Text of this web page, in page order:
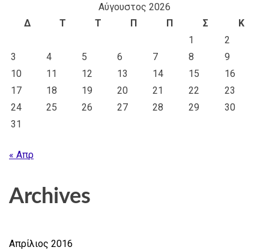
Αύγουστος 2026
Δ
Τ Τ Π Π Σ
Κ
1
2
3
4 5 6 7 8
9
10
11 12 13 14 15
16
17
18 19 20 21 22
23
24
25 26 27 28 29
30
31
« Απρ
Archives
Απρίλιος 2016